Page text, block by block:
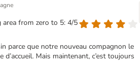
from zero to 5: 4/5
parce que notre nouveau compagnon le
Mais maintenant, c’est toujours